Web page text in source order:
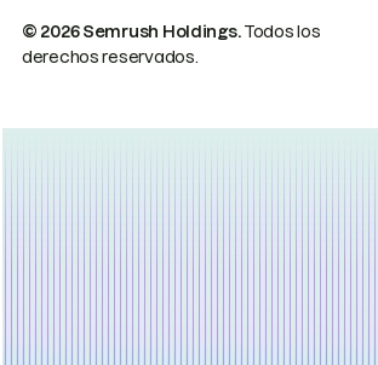
© 2026 Semrush Holdings.Todos los
derechos reservados.